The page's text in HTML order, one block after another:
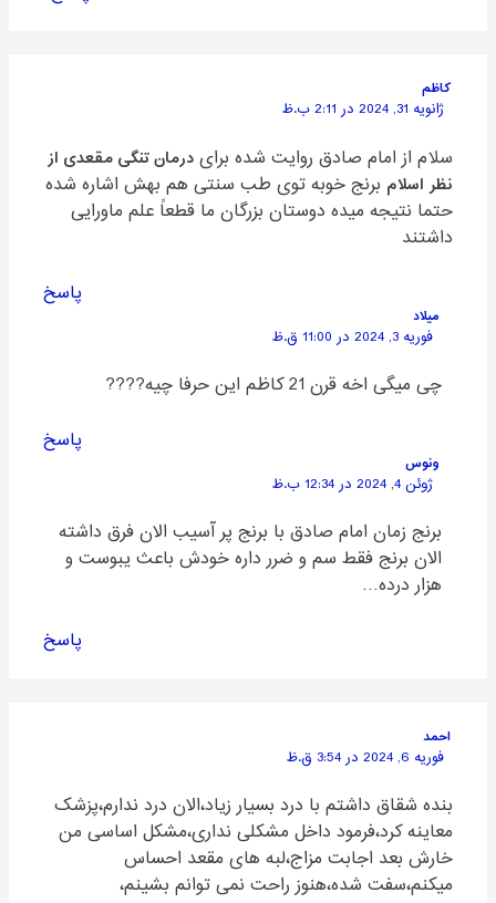
کاظم
ژانویه 31, 2024 در 2:11 ب.ظ
سلام از امام صادق روایت شده برایدرمان تنگی مقعدی از
نظر اسلام برنج خوبه توی طب سنتی هم بهش اشاره شده
حتما نتیجه میده دوستان بزرگان ما قطعاً علم ماورایی
داشتند
پاسخ
میلاد
فوریه 3, 2024 در 11:00 ق.ظ
چی میگی اخه قرن 21 کاظم این حرفا چیه????
پاسخ
ونوس
ژوئن 4, 2024 در 12:34 ب.ظ
برنج زمان امام صادق با برنج پر آسیب الان فرق داشته
الان برنج فقط سم و ضرر داره خودش باعث یبوست و
هزار درده…
پاسخ
احمد
فوریه 6, 2024 در 3:54 ق.ظ
بنده شقاق داشتم با درد بسیار زیاد،الان درد ندارم،پزشک
معاینه کرد،فرمود داخل مشکلی نداری،مشکل اساسی من
خارش بعد اجابت مزاج،لبه های مقعد احساس
میکنم،سفت شده،هنوز راحت نمی توانم بشینم،